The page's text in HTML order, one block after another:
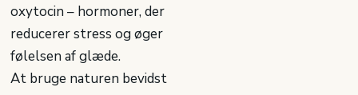
oxytocin – hormoner, der
reducerer stress og øger
følelsen af glæde.
At bruge naturen bevidst